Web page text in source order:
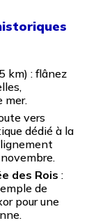
km) : flânez
mer.
vers
dédié à la
des Rois :
de
pour une